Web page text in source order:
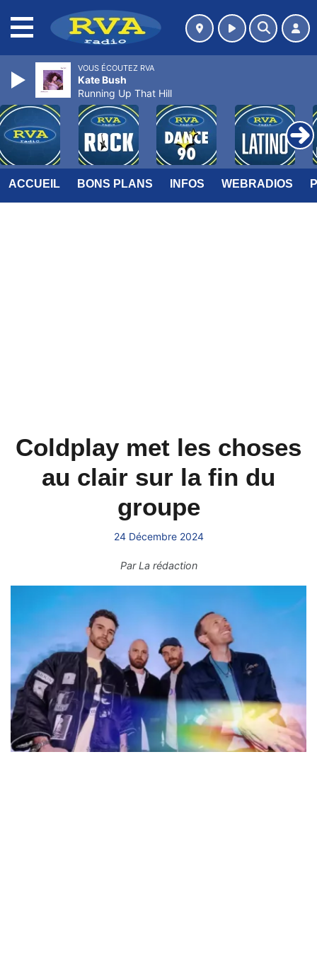
ACCUEIL BONS PLANS INFOS WEBRADIOS
Coldplay met les choses
au clair sur la fin du
groupe
24 Décembre 2024
ParLa rédaction
VOUS ÉCOUTEZ RVA
Kate Bush
Running Up That Hill